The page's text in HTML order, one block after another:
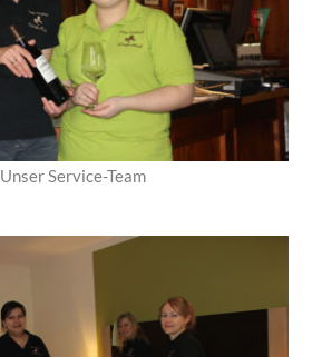
Unser Service-Team